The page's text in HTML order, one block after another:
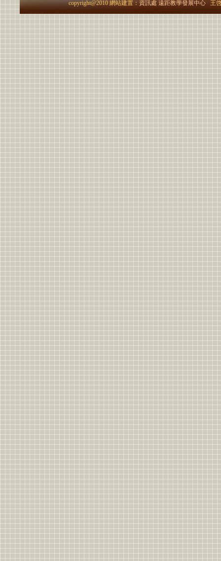
copyright@2010 網站建置： 資訊處 遠距教學發展中心王